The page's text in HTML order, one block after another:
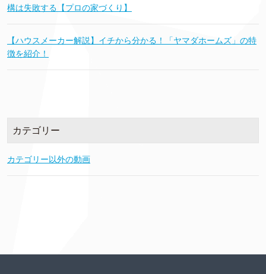
構は失敗する【プロの家づくり】
【ハウスメーカー解説】イチから分かる！「ヤマダホームズ」の特
徴を紹介！
カテゴリー
カテゴリー以外の動画